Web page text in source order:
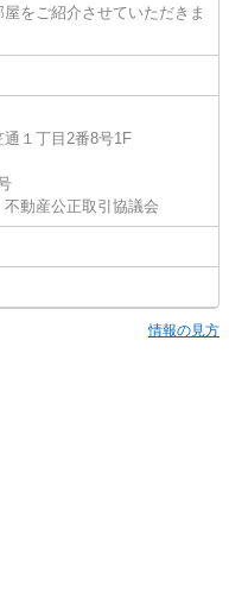
をご紹介させていただきま
１丁目2番8号1F
動産公正取引協議会
情報の見方